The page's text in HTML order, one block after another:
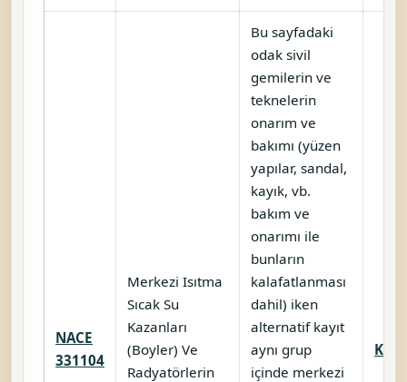
NACE
331104
Merkezi Isıtma
Sıcak Su
Kazanları
(Boyler) Ve
Radyatörlerin
Bu sayfadaki
odak sivil
gemilerin ve
teknelerin
onarım ve
bakımı (yüzen
yapılar, sandal,
kayık, vb.
bakım ve
onarımı ile
bunların
kalafatlanması
dahil) iken
alternatif kayıt
aynı grup
içinde merkezi